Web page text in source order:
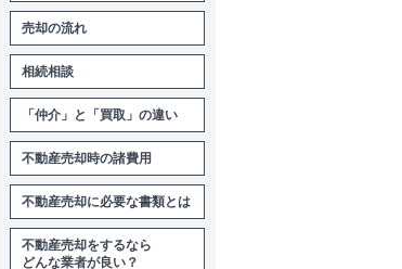
売却の流れ
相続相談
「仲介」と「買取」の違い
不動産売却時の諸費用
不動産売却に必要な書類とは
不動産売却をするなら
どんな業者が良い？